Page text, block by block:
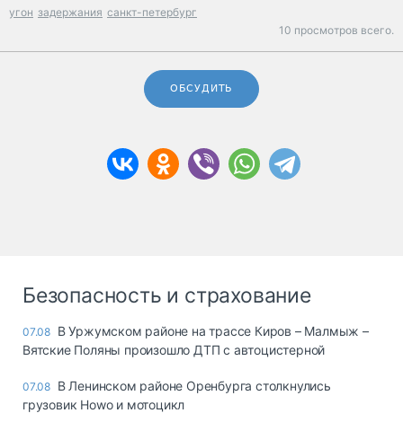
угон задержания санкт-петербург
10 просмотров всего.
ОБСУДИТЬ
Безопасность и страхование
07.08 В Уржумском районе на трассе Киров – Малмыж –
Вятские Поляны произошло ДТП с автоцистерной
07.08 В Ленинском районе Оренбурга столкнулись
грузовик Howo и мотоцикл